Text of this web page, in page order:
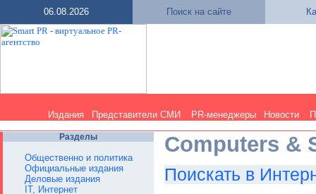
06.08.2026 Поиск на сайте
Издания Представители СМИ PR-менеджеры Новости
Разделы
Общественно и политика
Официальные издания
Деловые издания
IT, Интернет
Computers &
Поискать в